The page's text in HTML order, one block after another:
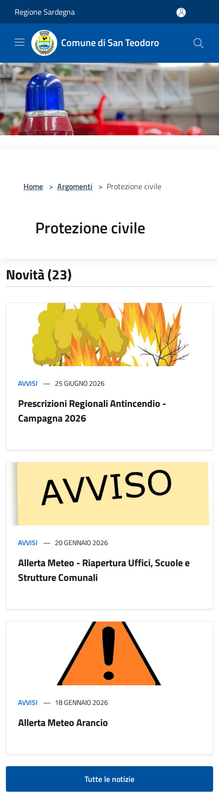
Regione Sardegna
Comune di San Teodoro
Home > Argomenti > Protezione civile
Protezione civile
Novità (23)
AVVISI 25 GIUGNO 2026
Prescrizioni Regionali Antincendio -
Campagna 2026
AVVISI 20 GENNAIO 2026
Allerta Meteo - Riapertura Uffici, Scuole e
Strutture Comunali
AVVISI 18 GENNAIO 2026
Allerta Meteo Arancio
Tutte le notizie